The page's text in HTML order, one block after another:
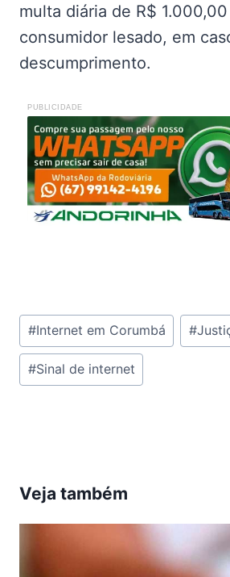
multa diária de R$
consumidor lesado, em
descumprimento.
PUBLICIDADE
Tags
do
Post:
#Internet em Corumbá #
#Sinal de internet
Veja também